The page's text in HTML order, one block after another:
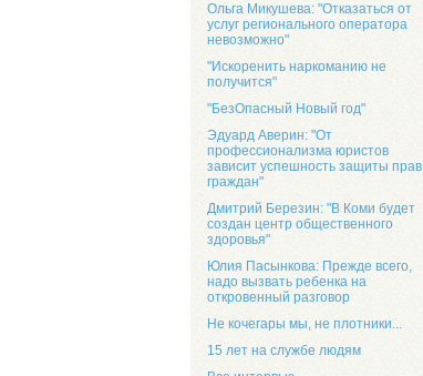
Ольга Микушева: "Отказаться от
услуг регионального оператора
невозможно"
"Искоренить наркоманию не
получится"
"БезОпасный Новый год"
Эдуард Аверин: "От
профессионализма юристов
зависит успешность защиты прав
граждан"
Дмитрий Березин: "В Коми будет
создан центр общественного
здоровья"
Юлия Пасынкова: Прежде всего,
надо вызвать ребенка на
откровенный разговор
Не кочегары мы, не плотники...
15 лет на службе людям